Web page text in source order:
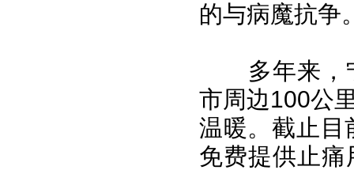
的与病魔抗争
多年来
市周边100公
温暖。截止目
免费提供止